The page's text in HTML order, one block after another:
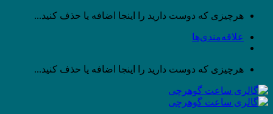
پرش
محتوا
هرچیزی که دوست دارید را اینجا اضافه یا حذف کنید...
علاقه‌مندی‌ها
هرچیزی که دوست دارید را اینجا اضافه یا حذف کنید...